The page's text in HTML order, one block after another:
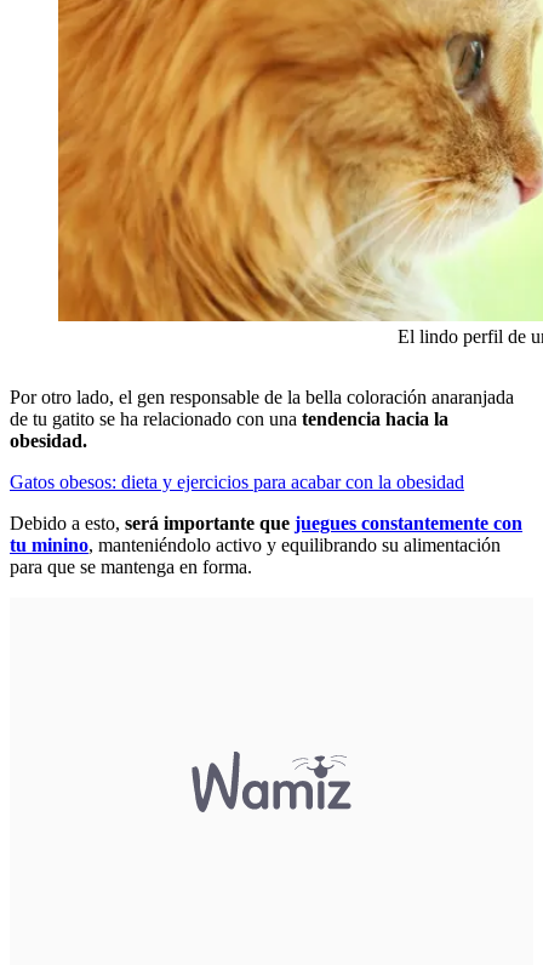
El lindo perfil de
Por otro lado, el gen responsable de la bella coloración anaranjada
de tu gatito se ha relacionado con una tendencia hacia la
obesidad.
Gatos obesos: dieta y ejercicios para acabar con la obesidad
Debido a esto, será importante que juegues constantemente con
tu minino, manteniéndolo activo y equilibrando su alimentación
para que se mantenga en forma.